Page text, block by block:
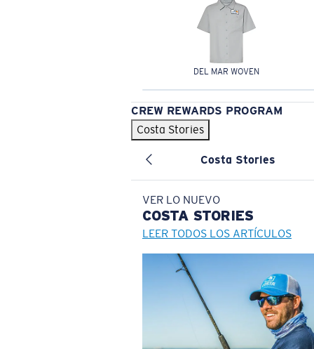
DEL MAR WOVEN
CREW REWARDS PROGRAM
Costa Stories
Costa Stories
VER LO NUEVO
COSTA STORIES
LEER TODOS LOS ARTÍCULOS